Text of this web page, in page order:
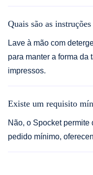
Quais são as
Lave à mão com
para manter a forma da
impressos.
Existe um requisito
Não, o Spocket
pedido mínimo,